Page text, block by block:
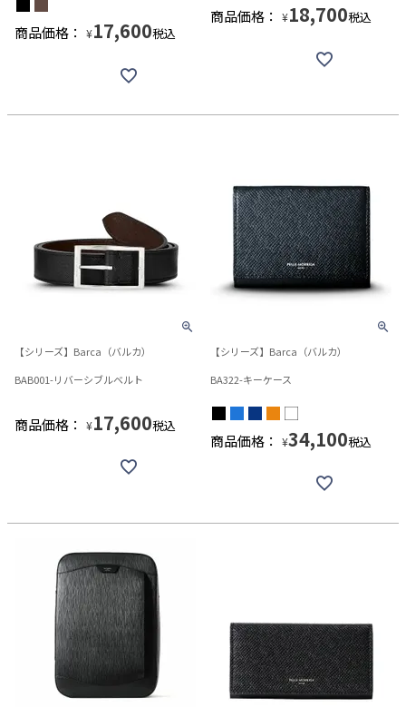
商品価格： ¥17,600税込
商品価格： ¥18,700税込
【シリーズ】Barca（バルカ）
BAB001-リバーシブルベルト
商品価格： ¥17,600税込
【シリーズ】Barca（バルカ）
BA322-キーケース
商品価格： ¥34,100税込